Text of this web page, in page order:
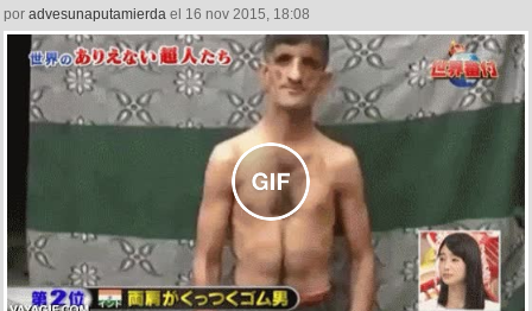
por advesunaputamierda el 16 nov 2015, 18:08